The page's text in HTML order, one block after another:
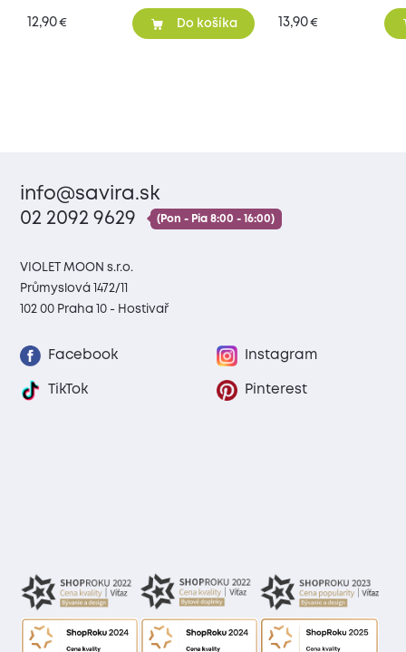
12,90€ Do košíka 13,90€
info@savira.sk
02 2092 9629
(Pon - Pia 8:00 - 16:00)
VIOLET MOON s.r.o.
Průmyslová 1472/11
102 00 Praha 10 - Hostivař
Facebook Instagram
TikTok Pinterest